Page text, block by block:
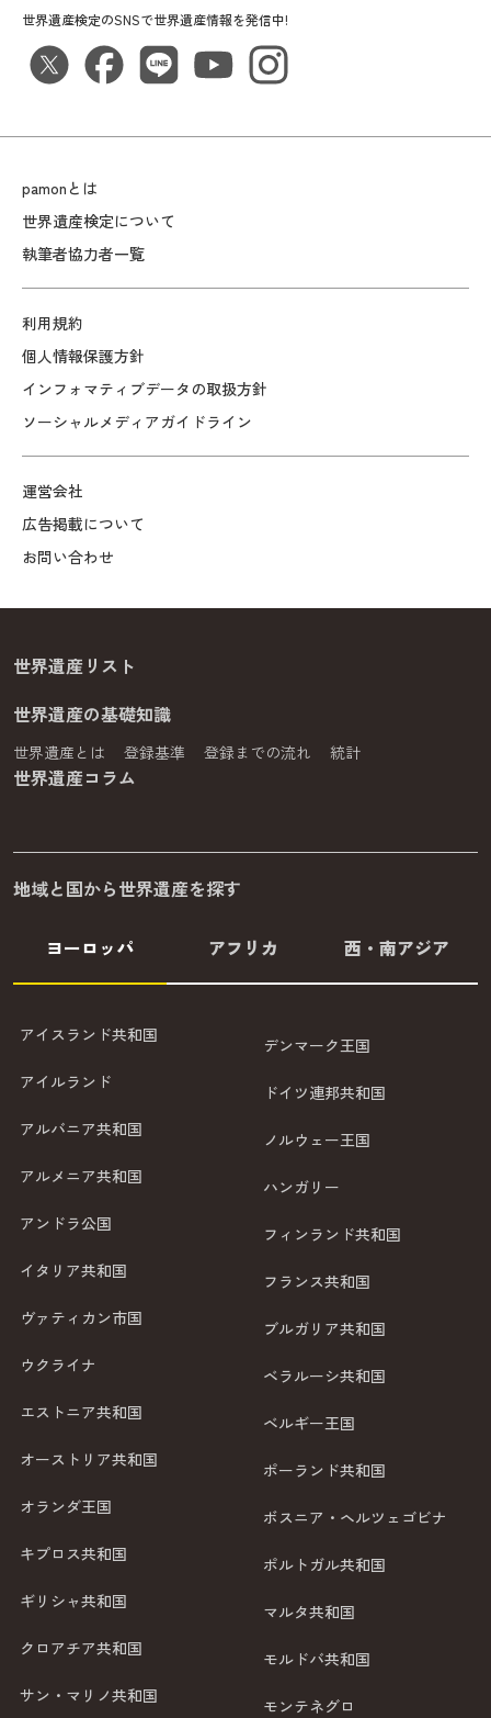
pamonとは
世界遺産検定について
執筆者協力者一覧
利用規約
個人情報保護方針
インフォマティブデータの取扱方針
ソーシャルメディアガイドライン
運営会社
広告掲載について
お問い合わせ
世界遺産検定のSNSで世界遺産情報を発信中!
世界遺産リスト
世界遺産の基礎知識
世界遺産とは 登録基準 登録までの流れ 統計
世界遺産コラム
地域と国から世界遺産を探す
ヨーロッパ アフリカ 西・南アジア
アイスランド共和国
アイルランド
アルバニア共和国
アルメニア共和国
アンドラ公国
イタリア共和国
ヴァティカン市国
ウクライナ
エストニア共和国
オーストリア共和国
オランダ王国
キプロス共和国
ギリシャ共和国
クロアチア共和国
サン・マリノ共和国
デンマーク王国
ドイツ連邦共和国
ノルウェー王国
ハンガリー
フィンランド共和国
フランス共和国
ブルガリア共和国
ベラルーシ共和国
ベルギー王国
ポーランド共和国
ボスニア・ヘルツェゴビナ
ポルトガル共和国
マルタ共和国
モルドバ共和国
モンテネグロ